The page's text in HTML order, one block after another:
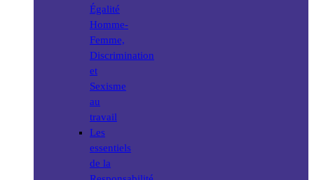
Égalité
Homme-
Femme,
Discrimination
et
Sexisme
au
travail
Les
essentiels
de la